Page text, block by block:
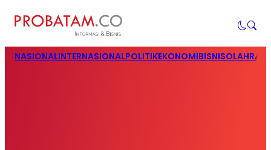
NASIONALINTERNASIONALPOLITIKEKONOMIBISNIS